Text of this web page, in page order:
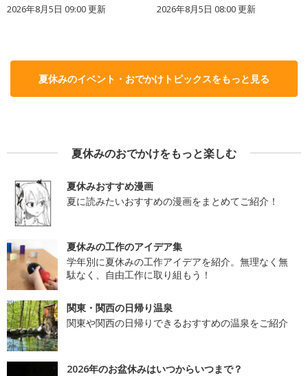
2026年8月5日 09:00更新 2026年8月5日 08:00更新
夏休みのイベント・おでかけトピックスをもっと見る
夏休みのおでかけをもっと楽しむ
夏休みおすすめ漫画
夏に読みたいおすすめの漫画をまとめてご紹介！
夏休みの工作のアイデア集
学年別に夏休みの工作アイデアを紹介。無理なく無
駄なく、自由工作に取り組もう！
関東・関西の日帰り温泉
関東や関西の日帰りできるおすすめの温泉をご紹介
2026年のお盆休みはいつからいつまで？